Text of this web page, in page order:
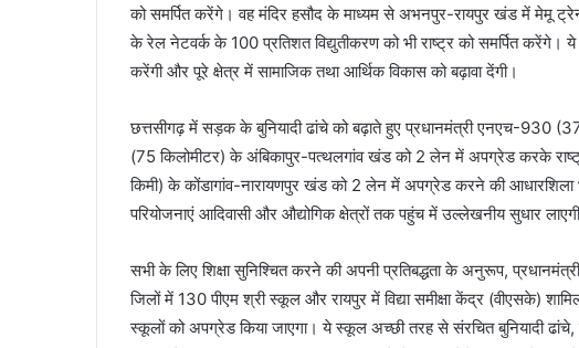
को समर्पित करेंगे। वह मंदिर हसौद के माध्यम से अभनपुर-रायपुर खंड में मेमू
के रेल नेटवर्क के 100 प्रतिशत विद्युतीकरण को भी राष्ट्र को समर्पित करेंगे।
करेंगी और पूरे क्षेत्र में सामाजिक तथा आर्थिक विकास को बढ़ावा देंगी।
छत्तसीगढ़ में सड़क के बुनियादी ढांचे को बढ़ाते हुए प्रधानमंत्री एनएच-
(75 किलोमीटर) के अंबिकापुर-पत्थलगांव खंड को 2 लेन में अपग्रेड करके
किमी) के कोंडागांव-नारायणपुर खंड को 2 लेन में अपग्रेड करने की
परियोजनाएं आदिवासी और औद्योगिक क्षेत्रों तक पहुंच में उल्लेखनीय सुधार
सभी के लिए शिक्षा सुनिश्चित करने की अपनी प्रतिबद्धता के अनुरूप,
जिलों में 130 पीएम श्री स्कूल और रायपुर में विद्या समीक्षा केंद्र (वीएसके)
स्कूलों को अपग्रेड किया जाएगा। ये स्कूल अच्छी तरह से संरचित बुनियादी